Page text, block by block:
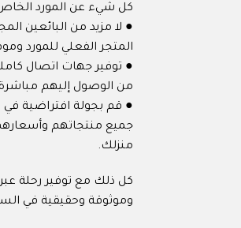
كل شيء عن المورد
● لا مزيد من البائعين
المتجر الفعلي للمورد
● توفير جهات اتصال
من الوصول إليهم
● قم بجولة افتراضية
جميع منتجاتهم
منزلك.
كل ذلك مع توفير رحلة
وموثوقة وحقيقية في